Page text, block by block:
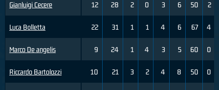
Gianluigi Cecere
Luca Bolletta
Marco De angelis
Riccardo Bartolozzi
12 28 2 0 3 6 50 2
22 31 1 1 4 6 67 4
9 24 1 4 3 5 60 0
10 21 3 2 4 8 50 0